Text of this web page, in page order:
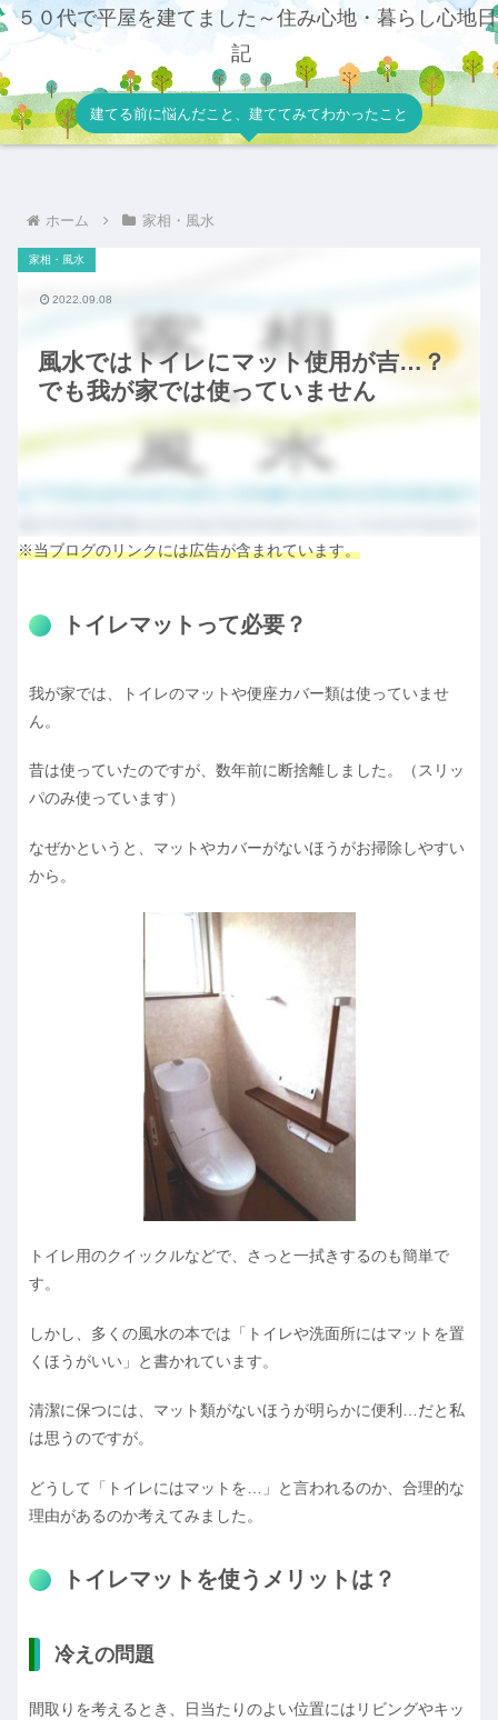
５０代で平屋を建てました～住み心地・暮らし心地日
記
建てる前に悩んだこと、建ててみてわかったこと
ホーム 家相・風水
風水ではトイレにマット使用が吉…？
でも我が家では使っていません
家相・風水
2022.09.08
※当ブログのリンクには広告が含まれています。
トイレマットって必要？
我が家では、トイレのマットや便座カバー類は使っていませ
ん。
昔は使っていたのですが、数年前に断捨離しました。（スリッ
パのみ使っています）
なぜかというと、マットやカバーがないほうがお掃除しやすい
から。
トイレ用のクイックルなどで、さっと一拭きするのも簡単で
す。
しかし、多くの風水の本では「トイレや洗面所にはマットを置
くほうがいい」と書かれています。
清潔に保つには、マット類がないほうが明らかに便利…だと私
は思うのですが。
どうして「トイレにはマットを…」と言われるのか、合理的な
理由があるのか考えてみました。
トイレマットを使うメリット は？
冷えの問題
間取りを考えるとき、日当たりのよい位置にはリビングやキッ